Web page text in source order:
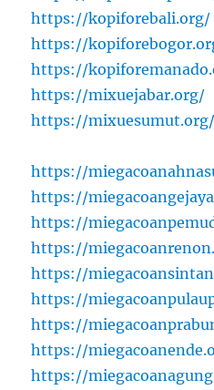
https://kopiforebali.org/
https://
https://
https://mixuejabar.org/
https://mixuesumut.org/
https://
https://
https://
https://
https://
https://
https://
https://
https://